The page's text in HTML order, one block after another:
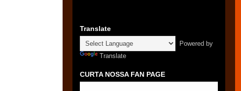
Translate
Powered by
Translate
CURTA NOSSA FAN PAGE